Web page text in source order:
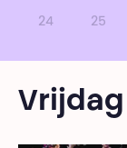
24 25
Vrijdag